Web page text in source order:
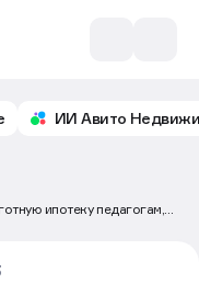
ИИ Авито
ипотеку педагогам,